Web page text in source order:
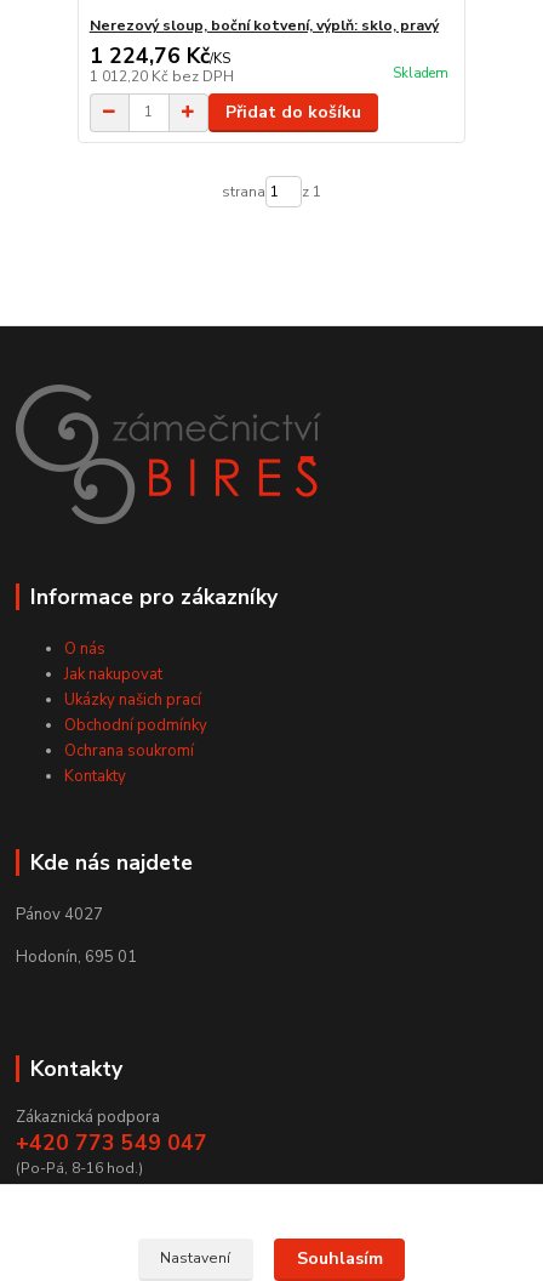
Nerezový sloup, boční kotvení, výplň: sklo, pravý
1 224,76 Kč/KS
1 012,20 Kč bez DPH Skladem
Přidat do košíku
strana z 1
Informace pro zákazníky
O nás
Jak nakupovat
Ukázky našich prací
Obchodní podmínky
Ochrana soukromí
Kontakty
Kde nás najdete
Pánov 4027
Hodonín, 695 01
Kontakty
Zákaznická podpora
+420 773 549 047
(Po-Pá, 8-16 hod.)
Nastavení Souhlasím